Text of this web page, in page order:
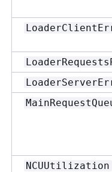
NCUUtilization